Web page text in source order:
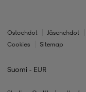
Ostoehdot Jäsenehdot
Cookies
Sitemap
Suomi - EUR